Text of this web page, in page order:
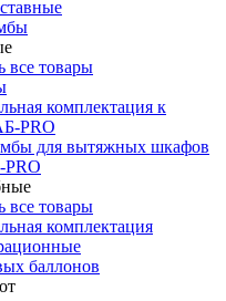
все товары
комплектация к
PRO
для вытяжных шкафов
все товары
комплектация
баллонов